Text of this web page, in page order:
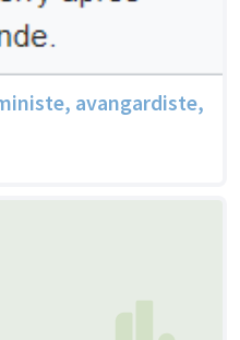
avangardiste,